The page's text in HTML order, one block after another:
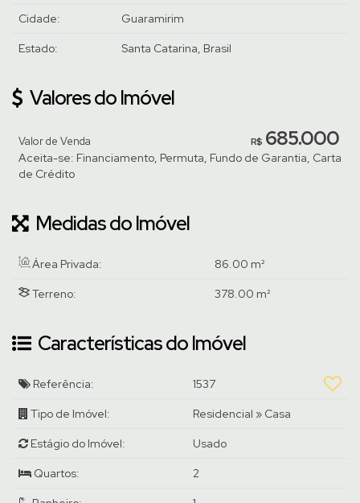
nossos corretores.
Cidade: Guaramirim
Estado: Santa Catarina, Brasil
Valores do Imóvel
R$ 685.000
Valor de Venda
Aceita-se: Financiamento, Permuta, Fundo de Garantia, Carta
de Crédito
Medidas do Imóvel
Área Privada: 86.00 m²
Terreno: 378.00 m²
Características do Imóvel
Referência: 1537
Tipo de Imóvel: Residencial » Casa
Estágio do Imóvel: Usado
Quartos: 2